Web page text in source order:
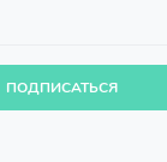
ПОДПИСАТЬСЯ